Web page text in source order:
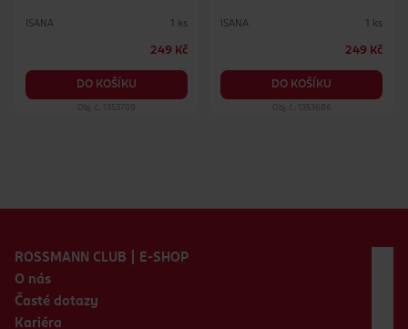
ISANA 1 ks
249 Kč
DO KOŠÍKU
Obj. č.: 1353709
ISANA 1 ks
249 Kč
DO KOŠÍKU
Obj. č.: 1353686
ROSSMANN CLUB | E-SHOP
O nás
Časté dotazy
Kariéra